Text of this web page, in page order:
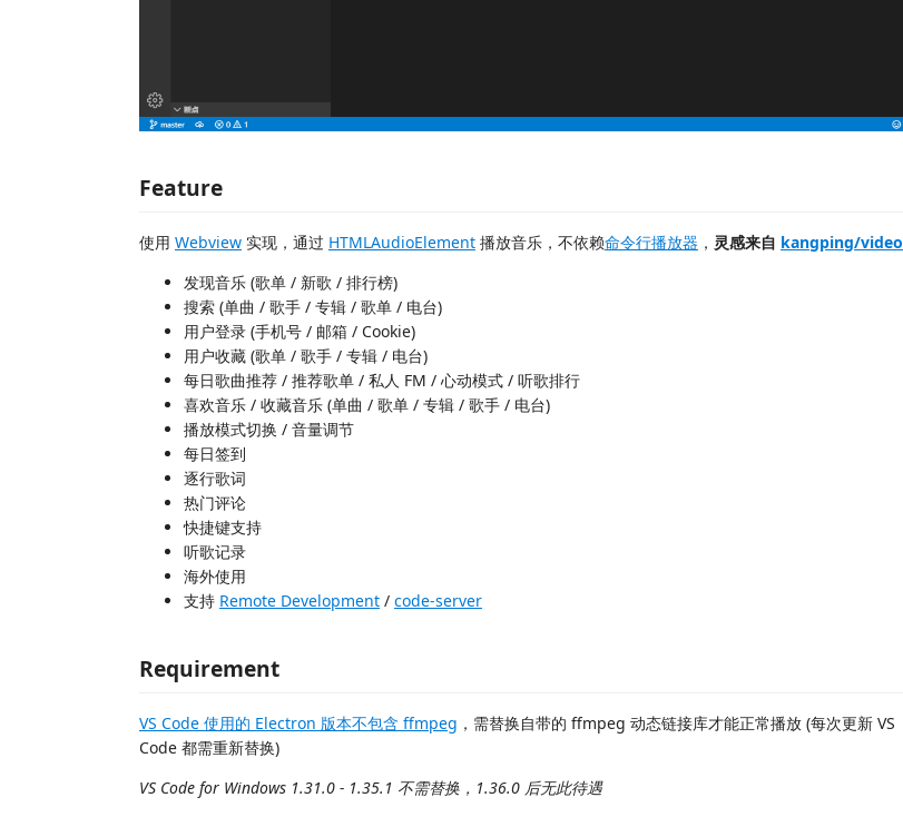
Feature
使用 Webview 实现，通过 HTMLAudio​Element 播放音乐，不依赖命令行播放器 ， 灵感来自 kangping/video
发现音乐 (歌单 / 新歌 / 排行榜)
搜索 (单曲 / 歌手 / 专辑 / 歌单 / 电台)
用户登录 (手机号 / 邮箱 / Cookie)
用户收藏 (歌单 / 歌手 / 专辑 / 电台)
每日歌曲推荐 / 推荐歌单 / 私人 FM / 心动模式 / 听歌排行
喜欢音乐 / 收藏音乐 (单曲 / 歌单 / 专辑 / 歌手 / 电台)
播放模式切换 / 音量调节
每日签到
逐行歌词
热门评论
快捷键支持
听歌记录
海外使用
支持 Remote Development / code-server
Requirement
VS Code 使用的 Electron 版本不包含 ffmpeg ，需替换自带的 ffmpeg 动态链接库才能正常播放 (每次更新 VS
Code 都需重新替换)
VS Code for Windows 1.31.0 - 1.35.1 不需替换，1.36.0 后无此待遇